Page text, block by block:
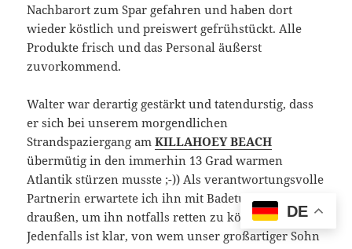
Nachbarort zum Spar gefahren und haben dort
wieder köstlich und preiswert gefrühstückt. Alle
Produkte frisch und das Personal äußerst
zuvorkommend.
Walter war derartig gestärkt und tatendurstig, dass
er sich bei unserem morgendlichen
Strandspaziergang amKILLAHOEY BEACH
übermütig in den immerhin 13 Grad warmen
Atlantik stürzen musste ;-)) Als verantwortungsvolle
Partnerin erwartete ich ihn mit Badetuch und blieb
draußen, um ihn notfalls retten zu können.
Jedenfalls ist klar, von wem unser großartiger Sohn
DE